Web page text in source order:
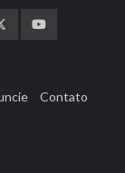
Contato